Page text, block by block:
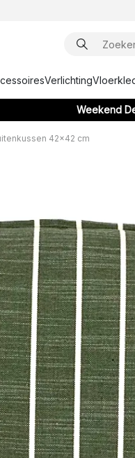
Verlichting
Weekend
42x42 cm